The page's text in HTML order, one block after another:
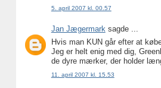
5. april 2007 kl. 00.57
Jan Jægermark sagde ...
Hvis man KUN går efter at
Jeg er helt enig med dig,
de dyre mærker, der holder
11. april 2007 kl. 15.53